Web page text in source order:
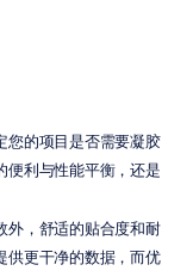
您的项目是否需要凝胶
便利与性能平衡，还是
外，舒适的贴合度和耐
供更干净的数据，而优